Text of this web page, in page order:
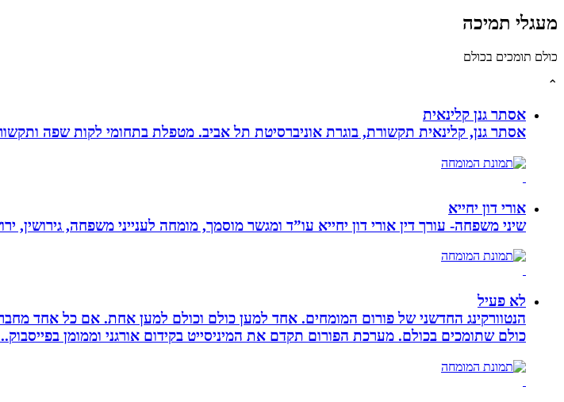
מעגלי תמיכה
כולם תומכים בכולם
⌃
אסתר גנן קלינאית
אסתר גנן, קלינאית תקשורת, בוגרת אוניברסיטת תל אביב. מטפלת בתחומי לקות שפה
אורי דון יחייא
שיני משפחה- עורך דין אורי דון יחייא עו”ד ומגשר מוסמך, מומחה לענייני משפחה, גירושין, ירושות וצוואות מעל 15 שנים. בעל תואר
לא פעיל
הנטוורקינג החדשני של פורום המומחים. אחד למען כולם וכולם למען אחת. אם כל אחד
כולם שתומכים בכולם. מערכת הפורום תקדם את המיניסייט בקידום אורגני וממומן